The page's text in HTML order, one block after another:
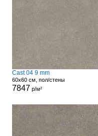
Cast 04 9 mm
60x60 см, пол/стены
7847 р/м²